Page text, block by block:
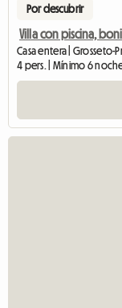
Por descubrir
Villa con piscina,
Casa entera | Grosseto-
4 pers. | Mínimo 6